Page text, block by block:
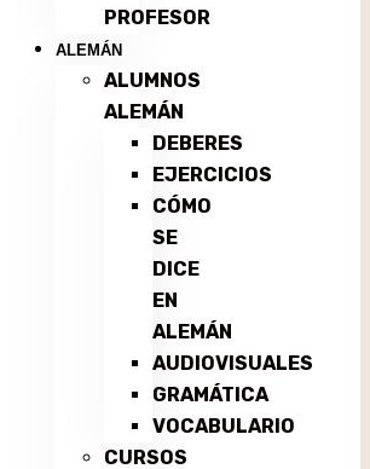
PROFESOR
ALEMÁN
ALUMNOS
ALEMÁN
DEBERES
EJERCICIOS
CÓMO
SE
DICE
EN
ALEMÁN
AUDIOVISUALES
GRAMÁTICA
VOCABULARIO
CURSOS